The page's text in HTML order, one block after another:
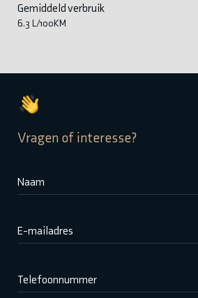
Gemiddeld verbruik
6.3 L/100KM
Vragen of interesse?
Naam
E-mailadres
Telefoonnummer